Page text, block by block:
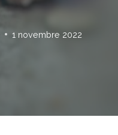
1 novembre 2022